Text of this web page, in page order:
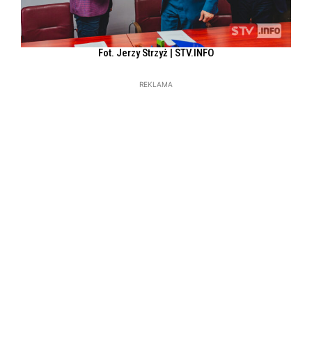
Fot. Jerzy Strzyż | STV.INFO
REKLAMA